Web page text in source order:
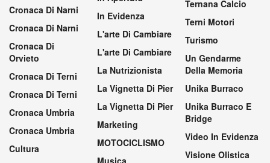
Cronaca Di Narni
Cronaca Di Narni
Cronaca Di
Orvieto
Cronaca Di Terni
Cronaca Di Terni
Cronaca Umbria
Cronaca Umbria
Cultura
In Evidenza
L'arte Di Cambiare
L'arte Di Cambiare
La Nutrizionista
La Vignetta Di Pier
La Vignetta Di Pier
Marketing
MOTOCICLISMO
Musica
Ternana Calcio
Terni Motori
Turismo
Un Gendarme
Della Memoria
Unika Burraco
Unika Burraco E
Bridge
Video In Evidenza
Visione Olistica